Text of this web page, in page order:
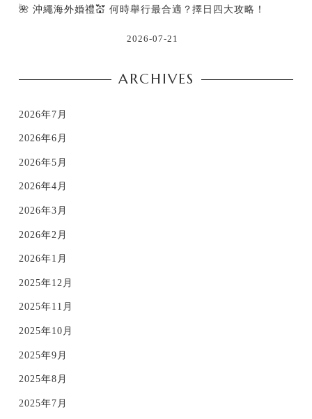
🌺 沖繩海外婚禮💒 何時舉行最合適？擇日四大攻略！
2026-07-21
ARCHIVES
2026年7月
2026年6月
2026年5月
2026年4月
2026年3月
2026年2月
2026年1月
2025年12月
2025年11月
2025年10月
2025年9月
2025年8月
2025年7月